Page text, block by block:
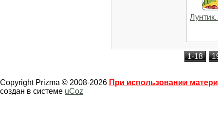
1-18
Copyright Prizma © 2008-2026 При использовании
создан в системе uCoz